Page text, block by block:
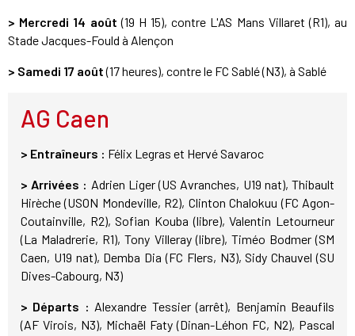
> Mercredi 14 août (19 H 15), contre L'AS Mans Villaret (R1), au
Stade Jacques-Fould à Alençon
> Samedi 17 août(17 heures), contre le FC Sablé (N3), à Sablé
AG Caen
> Entraîneurs : Félix Legras et Hervé Savaroc
> Arrivées : Adrien Liger (US Avranches, U19 nat), Thibault
Hirèche (USON Mondeville, R2), Clinton Chalokuu (FC Agon-
Coutainville, R2), Sofian Kouba (libre), Valentin Letourneur
(La Maladrerie, R1), Tony Villeray (libre), Timéo Bodmer (SM
Caen, U19 nat), Demba Dia (FC Flers, N3), Sidy Chauvel (SU
Dives-Cabourg, N3)
> Départs : Alexandre Tessier (arrêt), Benjamin Beaufils
(AF Virois, N3), Michaël Faty (Dinan-Léhon FC, N2), Pascal